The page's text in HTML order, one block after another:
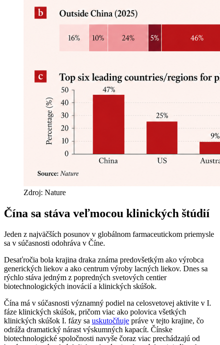
Zdroj: Nature
Čína sa stáva veľmocou klinických štúdií
Jeden z najväčších posunov v globálnom farmaceutickom priemysle
sa v súčasnosti odohráva v Číne.
Desaťročia bola krajina draka známa predovšetkým ako výrobca
generických liekov a ako centrum výroby lacných liekov. Dnes sa
rýchlo stáva jedným z popredných svetových centier
biotechnologických inovácií a klinických skúšok.
Čína má v súčasnosti významný podiel na celosvetovej aktivite v I.
fáze klinických skúšok, pričom viac ako polovica všetkých
klinických skúšok I. fázy sa uskutočňuje práve v tejto krajine, čo
odráža dramatický nárast výskumných kapacít. Čínske
biotechnologické spoločnosti navyše čoraz viac prechádzajú od